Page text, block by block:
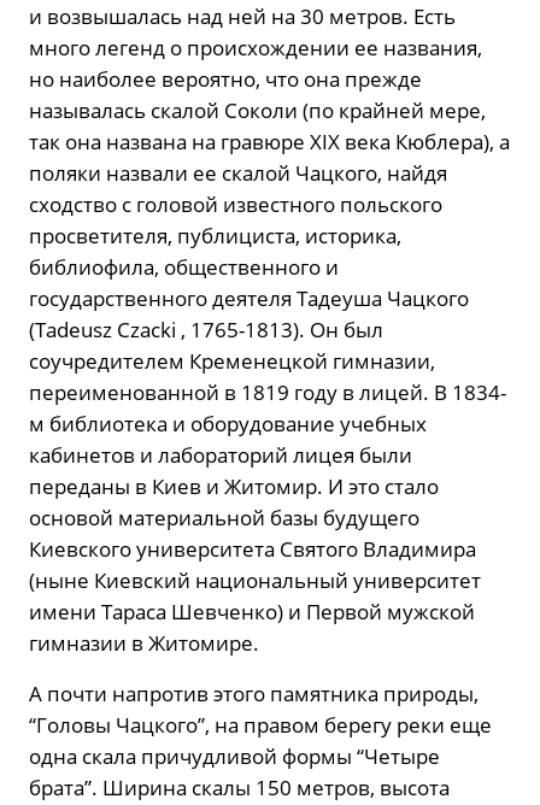
и возвышалась над ней на 30 метров. Есть
много легенд о происхождении ее названия,
но наиболее вероятно, что она прежде
называлась скалой Соколи (по крайней мере,
так она названа на гравюре XIX века Кюблера), а
поляки назвали ее скалой Чацкого, найдя
сходство с головой известного польского
просветителя, публициста, историка,
библиофила, общественного и
государственного деятеля Тадеуша Чацкого
(Tadeusz Czacki , 1765-1813). Он был
соучредителем Кременецкой гимназии,
переименованной в 1819 году в лицей. В 1834-
м библиотека и оборудование учебных
кабинетов и лабораторий лицея были
переданы в Киев и Житомир. И это стало
основой материальной базы будущего
Киевского университета Святого Владимира
(ныне Киевский национальный университет
имени Тараса Шевченко) и Первой мужской
гимназии в Житомире.
А почти напротив этого памятника природы,
“Головы Чацкого”, на правом берегу реки еще
одна скала причудливой формы “Четыре
брата”. Ширина скалы 150 метров, высота